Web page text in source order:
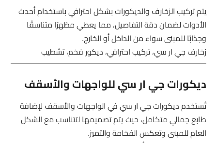
يتم تركيب الزخارف والديكورات بشكل احترافي باستخدام أحدث
الأدوات لضمان دقة التفاصيل، مما يعطي مظهرًا متناسقًا
وجذابًا للمبنى سواء من الداخل أو الخارج.
زخارف جي ار سي، تركيب احترافي، ديكور فخم، تشطيب
ديكورات جي ار سي للواجهات والأسقف
تُستخدم ديكورات جي ار سي في الواجهات والأسقف لإضافة
طابع جمالي متكامل، حيث يتم تصميمها لتتناسب مع الشكل
العام للمبنى وتعكس الفخامة والتميز.